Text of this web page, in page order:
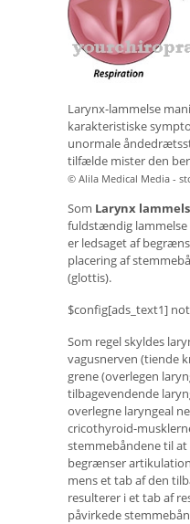
Larynx-lammelse
karakteristiske
unormale
tilfælde mister den
© Alila Medical Media -
Som Larynx
fuldstændig lammelse
er ledsaget af
placering af
(glottis).
$config[ads_text1]
Som regel skyldes
vagusnerven (tiende
grene (overlegen
tilbagevendende
overlegne laryngeal
cricothyroid-
stemmebåndene til
begrænser
mens et tab af den
resulterer i et tab af
påvirkede